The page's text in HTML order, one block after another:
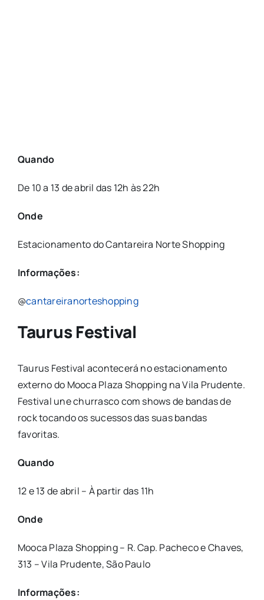
Quando
De 10a 13 deabril das 12h às 22h
Onde
EstacionamentodoCantareira NorteShopping
Informações:
@cantareiranorteshopping
Taurus Festival
Taurus Festival acontecerá no estacionamento
externo do Mooca Plaza Shopping na Vila Prudente.
Festival une churrasco com shows de bandas de
rock tocando os sucessos das suas bandas
favoritas.
Quando
12 e 13 de abril – À partir das 11h
Onde
Mooca Plaza Shopping – R. Cap. Pacheco e Chaves,
313 – Vila Prudente, São Paulo
Informações: